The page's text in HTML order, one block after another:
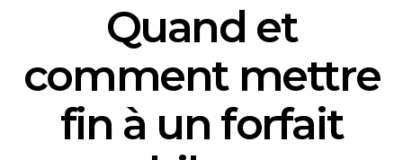
Quand et
comment mettre
fin à un forfait